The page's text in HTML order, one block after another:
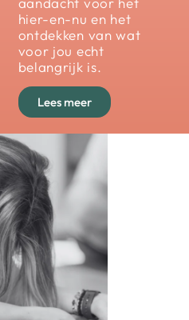
hier-en-nu en het
ontdekken van wat
voor jou echt
belangrijk is.
Lees meer